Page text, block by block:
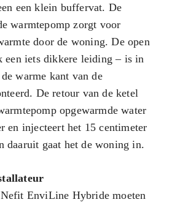
een klein buffervat. De
warmtepomp zorgt voor
door de woning. De open
een iets dikkere leiding – is in
warme kant van de
De retour van de ketel
opgewarmde water
en injecteert het 15 centimeter
daaruit gaat het de woning in.
EnviLine Hybride moeten